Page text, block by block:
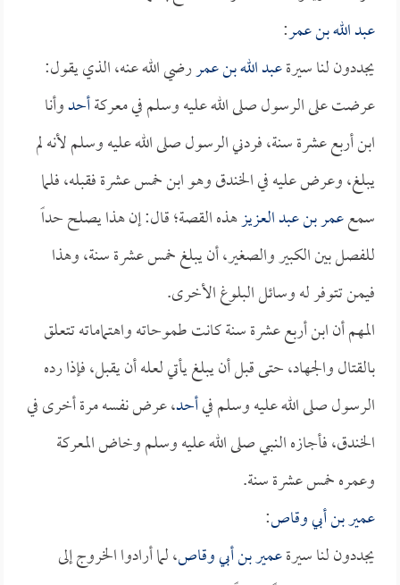
عبد الله بن عمر:
يجددون لنا سيرةعبد الله بن عمررضي الله عنه، الذي يقول:
عرضت على الرسول صلى الله عليه وسلم في معركةأحدوأنا
ابن أربع عشرة سنة، فردني الرسول صلى الله عليه وسلم لأنه لم
يبلغ، وعرض عليه في الخندق وهو ابن خمس عشرة فقبله، فلما
سمععمر بن عبد العزيزهذه القصة؛ قال: إن هذا يصلح حداً
للفصل بين الكبير والصغير، أن يبلغ خمس عشرة سنة، وهذا
فيمن تتوفر له وسائل البلوغ الأخرى.
المهم أن ابن أربع عشرة سنة كانت طموحاته واهتماماته تتعلق
بالقتال والجهاد، حتى قبل أن يبلغ يأتي لعله أن يقبل، فإذا رده
الرسول صلى الله عليه وسلم فيأحد، عرض نفسه مرة أخرى في
الخندق، فأجازه النبي صلى الله عليه وسلم وخاض المعركة
وعمره خمس عشرة سنة.
عمير بن أبي وقاص:
يجددون لنا سيرةعمير بن أبي وقاص، لما أرادوا الخروج إلى